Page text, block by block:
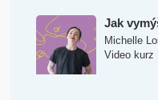
Jak
Michelle
Video kurz